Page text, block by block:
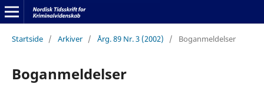
Startside / Arkiver / Årg. 89 Nr. 3 (2002) / Boganmeldelser
Boganmeldelser